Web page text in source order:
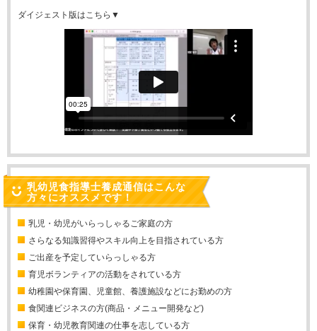
ダイジェスト版はこちら▼
乳幼児食指導士養成通信はこんな
方々にオススメです！
乳児・幼児がいらっしゃるご家庭の方
さらなる知識習得やスキル向上を目指されている方
ご出産を予定していらっしゃる方
育児ボランティアの活動をされている方
幼稚園や保育園、児童館、養護施設などにお勤めの方
食関連ビジネスの方(商品・メニュー開発など)
保育・幼児教育関連の仕事を志している方